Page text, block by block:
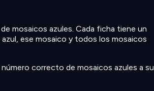
mosaicos azules. Cada ficha tiene un
ese mosaico y todos los mosaicos
correcto de mosaicos azules a su